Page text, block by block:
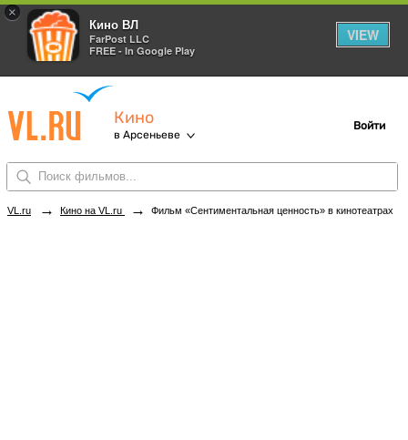
×
Кино ВЛ
FarPost LLC
FREE - In Google Play
VIEW
Кино
в Арсеньеве
Войти
VL.ru → Кино на VL.ru → Фильм «Сентиментальная ценность» в кинотеатрах Арсеньева. Купить билеты!